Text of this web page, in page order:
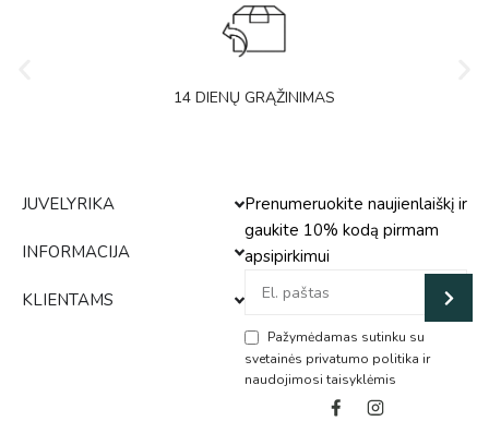
14 DIENŲ GRĄŽINIMAS
JUVELYRIKA
INFORMACIJA
KLIENTAMS
Prenumeruokite naujienlaiškį ir
gaukite 10% kodą pirmam
apsipirkimui
Pažymėdamas sutinku su
svetainės privatumo politika ir
naudojimosi taisyklėmis
Alternative: